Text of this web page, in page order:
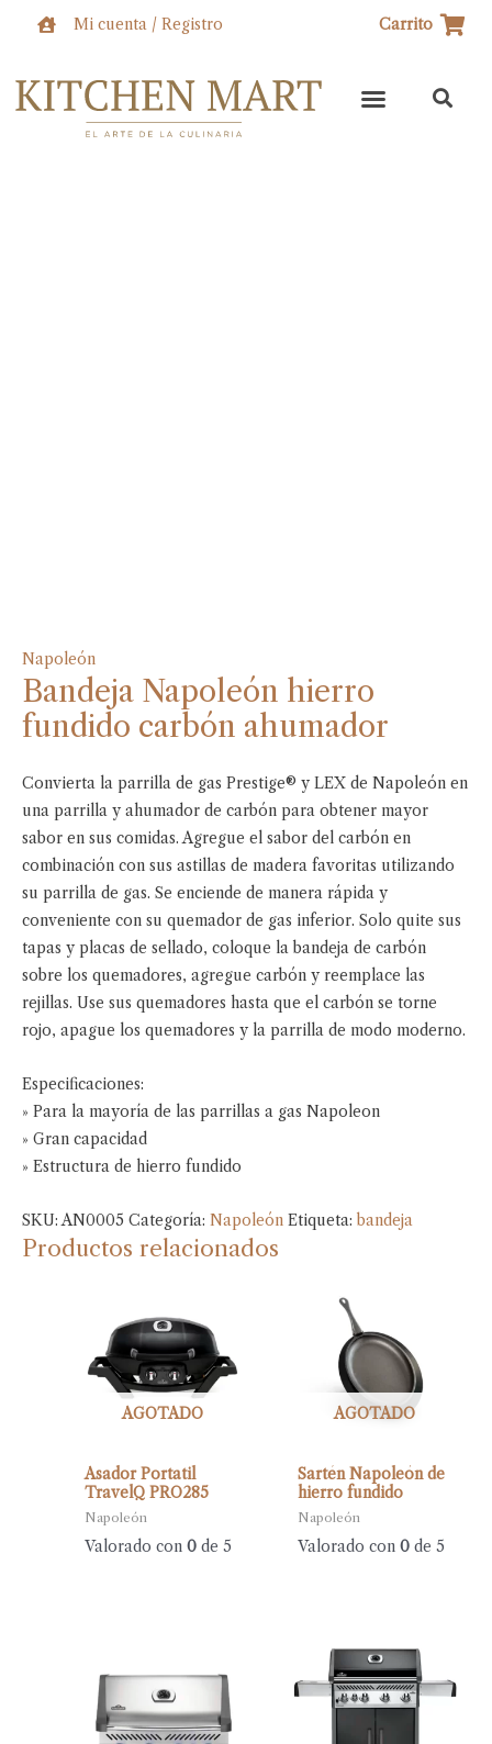
Mi cuenta / Registro Carrito
Napoleón
Bandeja Napoleón hierro
fundido carbón ahumador
Convierta la parrilla de gas Prestige® y LEX de Napoleón en
una parrilla y ahumador de carbón para obtener mayor
sabor en sus comidas. Agregue el sabor del carbón en
combinación con sus astillas de madera favoritas utilizando
su parrilla de gas. Se enciende de manera rápida y
conveniente con su quemador de gas inferior. Solo quite sus
tapas y placas de sellado, coloque la bandeja de carbón
sobre los quemadores, agregue carbón y reemplace las
rejillas. Use sus quemadores hasta que el carbón se torne
rojo, apague los quemadores y la parrilla de modo moderno.
Especificaciones:
» Para la mayoría de las parrillas a gas Napoleon
» Gran capacidad
» Estructura de hierro fundido
SKU:AN0005 Categoría: Napoleón Etiqueta: bandeja
Productos relacionados
AGOTADO
Asador Portatil
TravelQ PRO285
Napoleón
Valorado con0 de 5
AGOTADO
Sartén Napoleón de
hierro fundido
Napoleón
Valorado con 0de 5